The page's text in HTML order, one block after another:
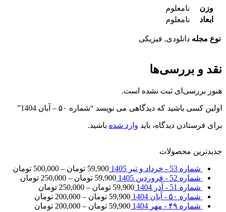
وزن
نامعلوم
ابعاد
نامعلوم
نوع مجله دانلودی, فیزیکی
نقد و بررسی‌ها
هنوز بررسی‌ای ثبت نشده است.
اولین کسی باشید که دیدگاهی می نویسد “شماره ۵۰ – آبان 1404”
برای فرستادن دیدگاه، باید وارد شده باشید.
جدیدترین محصولات
شماره 53 - خرداد و تیر 1405 59,900 تومان –
500,000 تومان
شماره 52 - فروردین 1405
59,900 تومان –
250,000 تومان
شماره 51 - آذر 1404
59,900 تومان –
250,000 تومان
شماره ۵۰ - آبان 1404
59,900 تومان –
200,000 تومان
شماره ۴۹ - مهر 1404
59,900 تومان –
200,000 تومان